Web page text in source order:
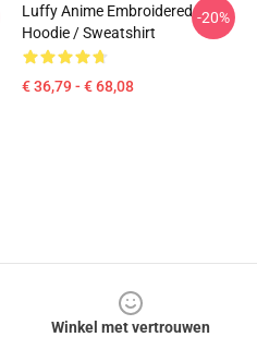
Luffy Anime Embroidered
Hoodie / Sweatshirt
€ 36,79 - € 68,08
-20%
Winkel met vertrouwen